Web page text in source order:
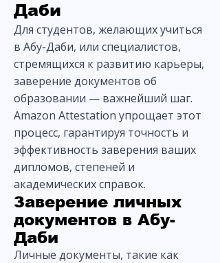
Даби
Для студентов, желающих учиться
в Абу-Даби, или специалистов,
стремящихся к развитию карьеры,
заверение документов об
образовании — важнейший шаг.
Amazon Attestation упрощает этот
процесс, гарантируя точность и
эффективность заверения ваших
дипломов, степеней и
академических справок.
Заверение личных
документов в Абу-
Даби
Личные документы, такие как